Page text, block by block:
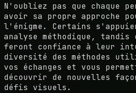
N'oubliez pas que chaque
avoir sa propre approche
l'énigme. Certains
analyse méthodique, tandis
feront confiance à leur
diversité des méthodes
vos échanges et vous
découvrir de nouvelles
défis visuels.